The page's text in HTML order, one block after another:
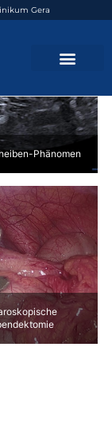
Gera
Phänomen